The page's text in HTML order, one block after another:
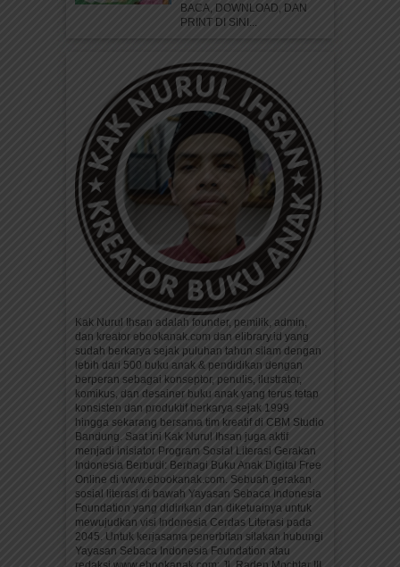
BACA, DOWNLOAD, DAN
PRINT DI SINI...
Kak Nurul Ihsan adalah founder, pemilik, admin,
dan kreator ebookanak.com dan elibrary.id yang
sudah berkarya sejak puluhan tahun silam dengan
lebih dari 500 buku anak & pendidikan dengan
berperan sebagai konseptor, penulis, ilustrator,
komikus, dan desainer buku anak yang terus tetap
konsisten dan produktif berkarya sejak 1999
hingga sekarang bersama tim kreatif di CBM Studio
Bandung. Saat ini Kak Nurul Ihsan juga aktif
menjadi inisiator Program Sosial Literasi Gerakan
Indonesia Berbudi: Berbagi Buku Anak Digital Free
Online di www.ebookanak.com. Sebuah gerakan
sosial literasi di bawah Yayasan Sebaca Indonesia
Foundation yang didirikan dan diketuainya untuk
mewujudkan visi Indonesia Cerdas Literasi pada
2045. Untuk kerjasama penerbitan silakan hubungi
Yayasan Sebaca Indonesia Foundation atau